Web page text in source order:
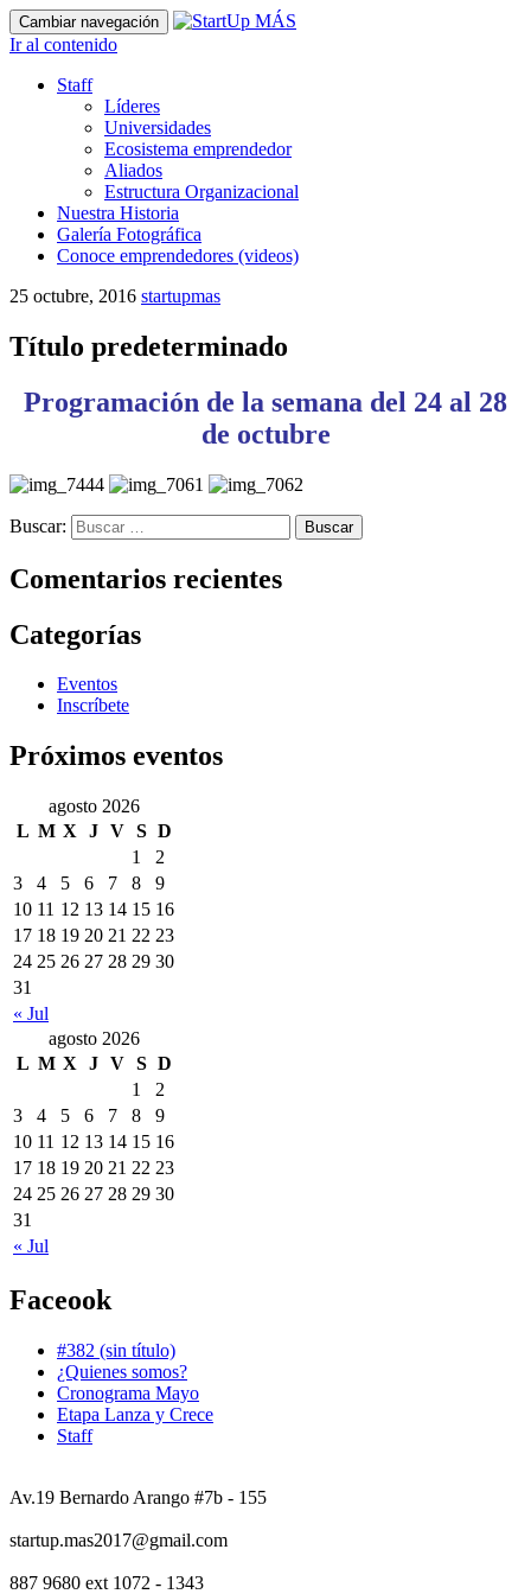
Cambiar navegación
Ir al contenido
Staff
Líderes
Universidades
Ecosistema emprendedor
Aliados
Estructura Organizacional
Nuestra Historia
Galería Fotográfica
Conoce emprendedores (videos)
25 octubre, 2016 startupmas
Título predeterminado
Programación de la semana del 24 al 28
de octubre
Buscar:
Comentarios recientes
Categorías
Eventos
Inscríbete
Próximos eventos
agosto 2026
L M X J V S D
« Jul
1
2
3
4 5 6 7 8
9
10 11 12 13 14 15 16
17 18 19 20 21 22 23
24 25 26 27 28 29 30
31
agosto 2026
L M X J V S D
« Jul
1
2
3
4 5 6 7 8
9
10 11 12 13 14 15 16
17 18 19 20 21 22 23
24 25 26 27 28 29 30
31
Faceook
#382 (sin título)
¿Quienes somos?
Cronograma Mayo
Etapa Lanza y Crece
Staff
Av.19 Bernardo Arango #7b - 155
startup.mas2017@gmail.com
887 9680 ext 1072 - 1343